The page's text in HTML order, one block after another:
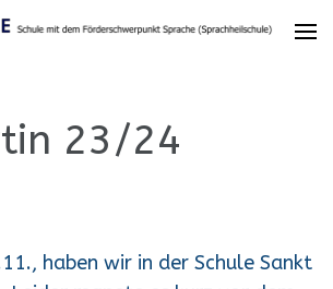
23/24
haben wir in der Schule Sankt